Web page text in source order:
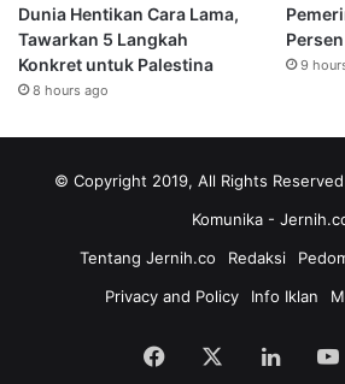
Dunia Hentikan Cara Lama,
Tawarkan 5 Langkah
Konkret untuk Palestina
8 hours ago
Persen
9
© Copyright 2019, All Rights
Komunika -
Tentang Jernih.co
Redaksi
Privacy and Policy
Info Iklan
Facebook